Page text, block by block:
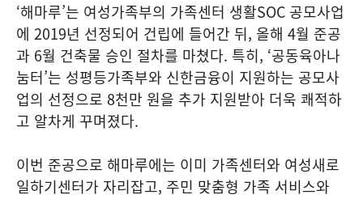
‘해마루’는 여성가족부의 가족센터 생활SOC 공모사업
에 2019년 선정되어 건립에 들어간 뒤, 올해 4월 준공
과 6월 건축물 승인 절차를 마쳤다. 특히, ‘공동육아나
눔터’는 성평등가족부와 신한금융이 지원하는 공모사
업의 선정으로 8천만 원을 추가 지원받아 더욱 쾌적하
고 알차게 꾸며졌다.
이번 준공으로 해마루에는 이미 가족센터와 여성새로
일하기센터가 자리잡고, 주민 맞춤형 가족 서비스와